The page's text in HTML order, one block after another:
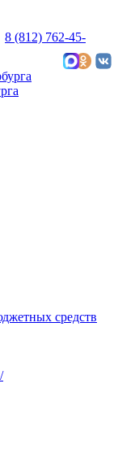
8 (812) 762-45-
средств